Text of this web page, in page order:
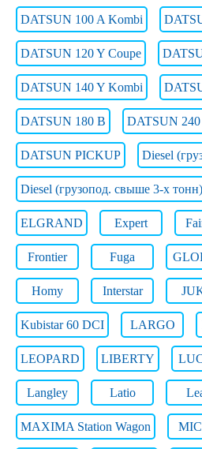
DATSUN 100 A Kombi
DATSUN 120 Y Coupe
DATSUN 140 Y Kombi
DATSUN 180 B DATSUN 240
DATSUN PICKUP Diesel
Diesel (грузопод. свыше 3-х тонн)
ELGRAND Expert
Frontier Fuga
Homy Interstar
Kubistar 60 DCI LARGO
LEOPARD LIBERTY
Langley Latio
MAXIMA Station Wagon